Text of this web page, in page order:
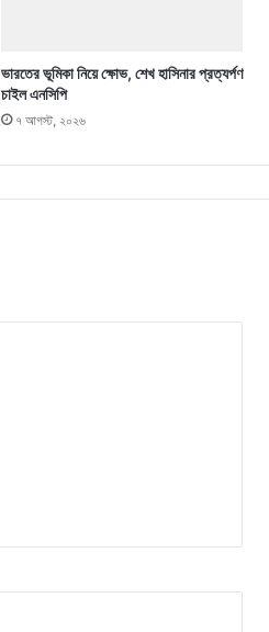
ভারতের ভূমিকা নিয়ে ক্ষোভ, শেখ হাসিনার প্রত্যর্পণ
চাইল এনসিপি
৭ আগস্ট, ২০২৬